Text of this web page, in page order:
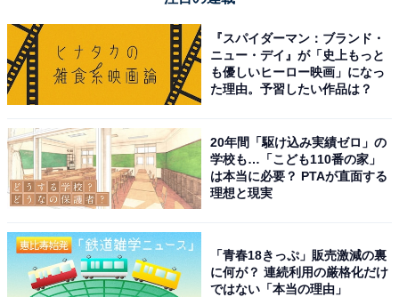
『スパイダーマン：ブランド・
ニュー・デイ』が「史上もっと
も優しいヒーロー映画」になっ
た理由。予習したい作品は？
20年間「駆け込み実績ゼロ」の
学校も…「こども110番の家」
は本当に必要？ PTAが直面する
理想と現実
「青春18きっぷ」販売激減の裏
に何が？ 連続利用の厳格化だけ
ではない「本当の理由」